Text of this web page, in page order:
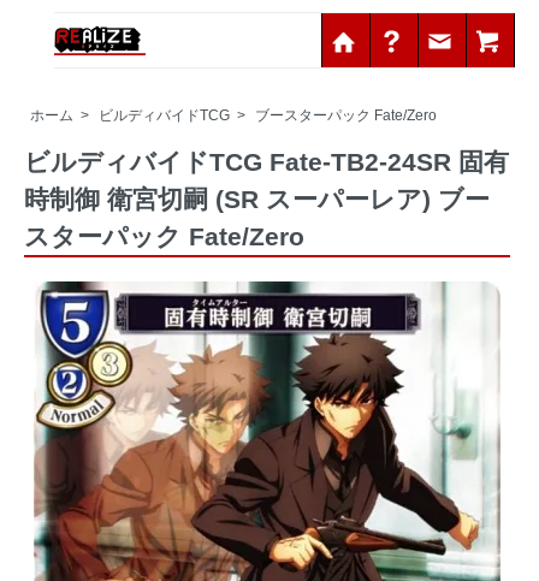
ホーム > ビルディバイドTCG > ブースターパック Fate/Zero
ビルディバイドTCG Fate-TB2-24SR 固有
時制御 衛宮切嗣 (SR スーパーレア) ブー
スターパック Fate/Zero